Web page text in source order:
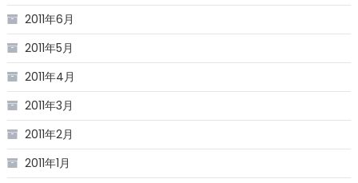
2011年6月
2011年5月
2011年4月
2011年3月
2011年2月
2011年1月